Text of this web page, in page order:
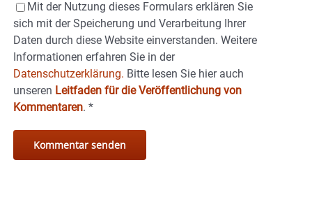
Mit der Nutzung dieses Formulars erklären Sie
sich mit der Speicherung und Verarbeitung Ihrer
Daten durch diese Website einverstanden. Weitere
Informationen erfahren Sie in der
Datenschutzerklärung. Bitte lesen Sie hier auch
unseren Leitfaden für die Veröffentlichung von
Kommentaren. *